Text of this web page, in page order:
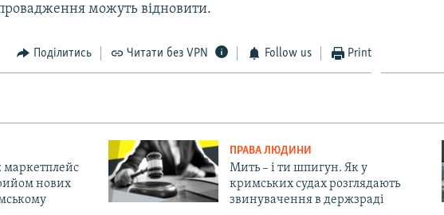
можуть відновити.
Поділитись Читати без VPN Follow us Print
маркетплейс
нових
ПРАВА ЛЮДИНИ
Мить – і ти шпигун. Як у
кримських судах розглядають
звинувачення в держзраді